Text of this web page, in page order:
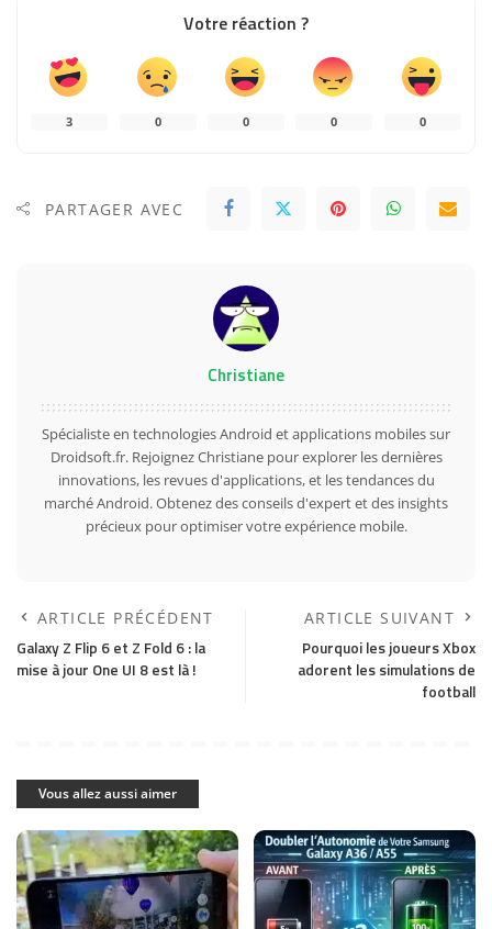
Votre réaction ?
3 0 0 0 0
PARTAGER AVEC
Christiane
Spécialiste en technologies Android et applications mobiles sur
Droidsoft.fr. Rejoignez Christiane pour explorer les dernières
innovations, les revues d'applications, et les tendances du
marché Android. Obtenez des conseils d'expert et des insights
précieux pour optimiser votre expérience mobile.
ARTICLE PRÉCÉDENT
Galaxy Z Flip 6 et Z Fold 6 : la
mise à jour One UI 8 est là !
ARTICLE SUIVANT
Pourquoi les joueurs Xbox
adorent les simulations de
football
Vous allez aussi aimer